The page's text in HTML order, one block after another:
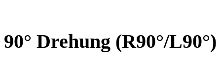
90° Drehung (R90°/